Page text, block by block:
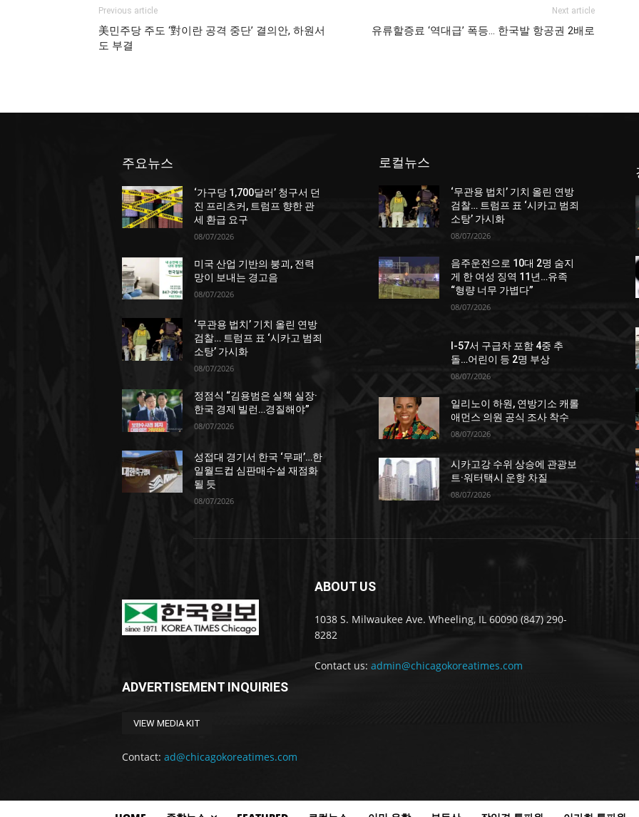
Previous article
美민주당 주도 ‘對이란 공격 중단’ 결의안, 하원서
도 부결
Next article
유류할증료 ‘역대급’ 폭등… 한국발 항공권 2배로
주요뉴스
‘가구당 1,700달러’ 청구서 던
진 프리츠커, 트럼프 향한 관
세 환급 요구
08/07/2026
미국 산업 기반의 붕괴, 전력
망이 보내는 경고음
08/07/2026
‘무관용 법치’ 기치 올린 연방
검찰… 트럼프 표 ‘시카고 범죄
소탕’ 가시화
08/07/2026
정점식 “김용범은 실책 실장·
한국 경제 빌런…경질해야”
08/07/2026
성접대 경기서 한국 ‘무패’…한
일월드컵 심판매수설 재점화
될 듯
08/07/2026
로컬뉴스
‘무관용 법치’ 기치 올린 연방
검찰… 트럼프 표 ‘시카고 범죄
소탕’ 가시화
08/07/2026
음주운전으로 10대 2명 숨지
게 한 여성 징역 11년…유족
“형량 너무 가볍다”
08/07/2026
I-57서 구급차 포함 4중 추
돌…어린이 등 2명 부상
08/07/2026
일리노이 하원, 연방기소 캐롤
애먼스 의원 공식 조사 착수
08/07/2026
시카고강 수위 상승에 관광보
트·워터택시 운항 차질
08/07/2026
ABOUT US
1038 S. Milwaukee Ave. Wheeling, IL 60090 (847) 290-
8282
Contact us: admin@chicagokoreatimes.com
ADVERTISEMENT INQUIRIES
VIEW MEDIA KIT
Contact: ad@chicagokoreatimes.com